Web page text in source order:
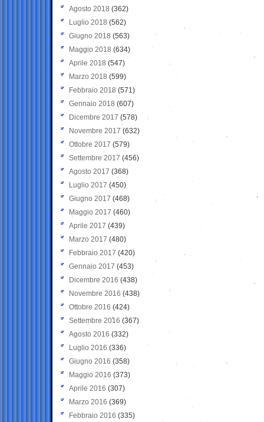
Agosto 2018 (362)
Luglio 2018 (562)
Giugno 2018 (563)
Maggio 2018 (634)
Aprile 2018 (547)
Marzo 2018 (599)
Febbraio 2018 (571)
Gennaio 2018 (607)
Dicembre 2017 (578)
Novembre 2017 (632)
Ottobre 2017 (579)
Settembre 2017 (456)
Agosto 2017 (368)
Luglio 2017 (450)
Giugno 2017 (468)
Maggio 2017 (460)
Aprile 2017 (439)
Marzo 2017 (480)
Febbraio 2017 (420)
Gennaio 2017 (453)
Dicembre 2016 (438)
Novembre 2016 (438)
Ottobre 2016 (424)
Settembre 2016 (367)
Agosto 2016 (332)
Luglio 2016 (336)
Giugno 2016 (358)
Maggio 2016 (373)
Aprile 2016 (307)
Marzo 2016 (369)
Febbraio 2016 (335)